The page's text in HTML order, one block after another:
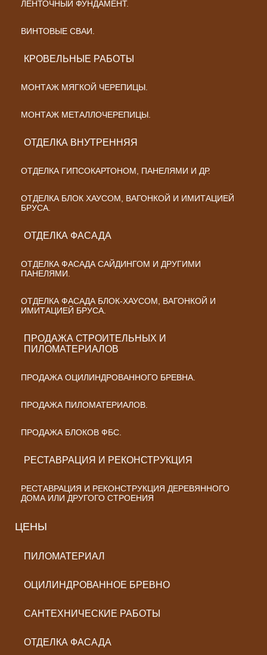
ЛЕНТОЧНЫЙ ФУНДАМЕНТ.
ВИНТОВЫЕ СВАИ.
КРОВЕЛЬНЫЕ РАБОТЫ
МОНТАЖ МЯГКОЙ ЧЕРЕПИЦЫ.
МОНТАЖ МЕТАЛЛОЧЕРЕПИЦЫ.
ОТДЕЛКА ВНУТРЕННЯЯ
ОТДЕЛКА ГИПСОКАРТОНОМ, ПАНЕЛЯМИ И ДР.
ОТДЕЛКА БЛОК ХАУСОМ, ВАГОНКОЙ И ИМИТАЦИЕЙ
БРУСА.
ОТДЕЛКА ФАСАДА
ОТДЕЛКА ФАСАДА САЙДИНГОМ И ДРУГИМИ
ПАНЕЛЯМИ.
ОТДЕЛКА ФАСАДА БЛОК-ХАУСОМ, ВАГОНКОЙ И
ИМИТАЦИЕЙ БРУСА.
ПРОДАЖА СТРОИТЕЛЬНЫХ И
ПИЛОМАТЕРИАЛОВ
ПРОДАЖА ОЦИЛИНДРОВАННОГО БРЕВНА.
ПРОДАЖА ПИЛОМАТЕРИАЛОВ.
ПРОДАЖА БЛОКОВ ФБС.
РЕСТАВРАЦИЯ И РЕКОНСТРУКЦИЯ
РЕСТАВРАЦИЯ И РЕКОНСТРУКЦИЯ ДЕРЕВЯННОГО
ДОМА ИЛИ ДРУГОГО СТРОЕНИЯ
ЦЕНЫ
ПИЛОМАТЕРИАЛ
ОЦИЛИНДРОВАННОЕ БРЕВНО
САНТЕХНИЧЕСКИЕ РАБОТЫ
ОТДЕЛКА ФАСАДА